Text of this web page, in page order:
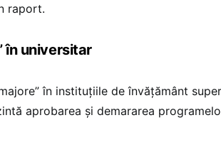
raport.
în universitar
în instituțiile de învățământ
aprobarea și demararea